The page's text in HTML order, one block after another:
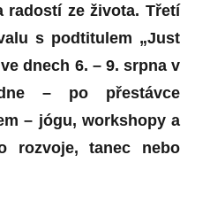
radostí ze života. Třetí
s podtitulem „Just
dnech 6. – 9. srpna v
– po přestávce
– jógu, workshopy a
rozvoje, tanec nebo